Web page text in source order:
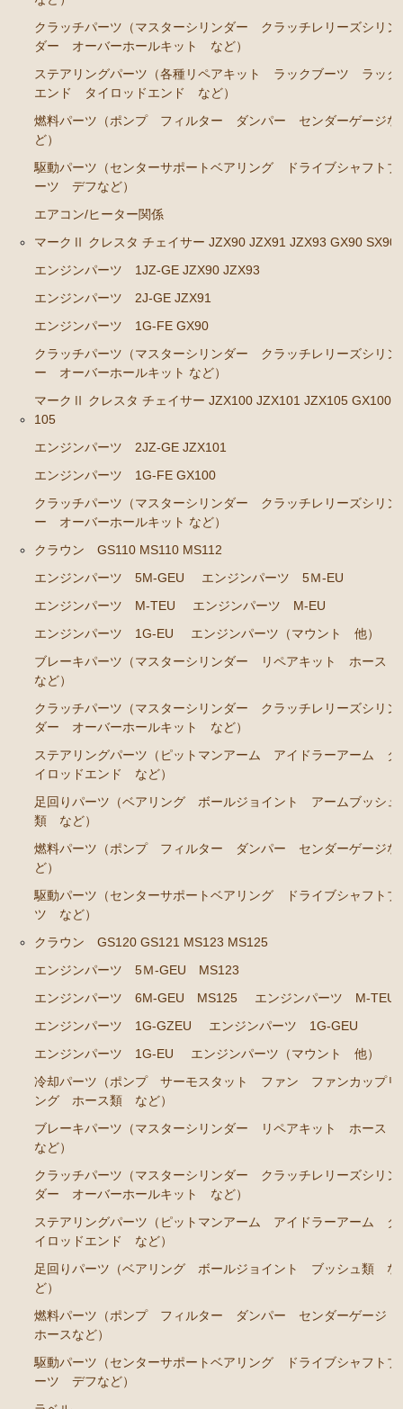
エンジンパーツ（マウント 他）
冷却パーツ（ポンプ サーモスタット ファン ファ
ンカップリング ホース類 など）
ブレーキパーツ（マスターシリンダー リペアキッ
ト ホース など）
クラッチパーツ（マスターシリンダー クラッチレリ
ーズシリンダー オーバーホールキット など）
アーム タイロッドエンド など）
足回りパーツ（ベアリング ボールジョイント ブッ
シュ類 など）
燃料パーツ（ポンプ フィルター ダンパー センダ
ーゲージ ホースなど）
駆動パーツ（センターサポートベアリング ドライブ
シャフトブーツ デフなど）
137
エンジンパーツ 1UZ-FE
エンジンパーツ 7M-GE
エンジンパーツ 2JZ-GE JZS133 JZS135
エンジンパーツ 1JZ-GE JZS131 JZS130G
エンジンパーツ 1G-GZE
エンジンパーツ 1G-GE
エンジンパーツ 1G-FE
エンジンパーツ 1G-E
エンジンパーツ（マウント 他）
ブレーキパーツ（マスターシリンダー リペアキッ
ト ホース など）
クラッチパーツ（マスターシリンダー クラッチレリ
ーズシリンダー オーバーホールキット など）
ステアリングパーツ（ピットマンアーム アイドラー
アーム タイロッドエンド など）
足回りパーツ（ベアリング ボールジョイント ブッ
シュ類 など）
クラウン/クラウンマジェスタ JZS14# UZS141 143 147
GS141
エンジンパーツ 2JZ-GE JZS143 JZS145 JZS147 JZ
S149
エンジンパーツ 1JZ-GE JZX141
エンジンパーツ 1G-FE GS141
クラウン/クラウンマジェスタ JZS15# UZS151 155 157
GS151 GS151H
エンジンパーツ 2JZ-GE JZS155
エンジンパーツ 1G-FE GS151 GS151H
アリスト JZS147 UZS143
2JZ-GE JZS147
セリカ カリーナ（TA40 TA42 TA45 TA46 TA47 RA40
クラッチパーツ（マスターシリンダー クラッチレリーズシリン
ダー オーバーホールキット など）
ステアリングパーツ（各種リペアキット ラックブーツ ラック
エンド タイロッドエンド など）
燃料パーツ（ポンプ フィルター ダンパー センダーゲージな
ど）
駆動パーツ（センターサポートベアリング ドライブシャフトブ
ーツ デフなど）
エアコン/ヒーター関係
マークⅡ クレスタ チェイサー JZX90 JZX91 JZX93 GX90 SX90
エンジンパーツ 1JZ-GE JZX90 JZX93
エンジンパーツ 2J-GE JZX91
エンジンパーツ 1G-FE GX90
クラッチパーツ（マスターシリンダー クラッチレリーズシリン
ー オーバーホールキット など）
マークⅡ クレスタ チェイサー JZX100 JZX101 JZX105 GX100
105
エンジンパーツ 2JZ-GE JZX101
エンジンパーツ 1G-FE GX100
クラッチパーツ（マスターシリンダー クラッチレリーズシリン
ー オーバーホールキット など）
クラウン GS110 MS110 MS112
エンジンパーツ 5M-GEU
エンジンパーツ 5Ｍ-EU
エンジンパーツ M-TEU
エンジンパーツ M-EU
エンジンパーツ 1G-EU
エンジンパーツ（マウント 他）
ブレーキパーツ（マスターシリンダー リペアキット ホース
など）
クラッチパーツ（マスターシリンダー クラッチレリーズシリン
ダー オーバーホールキット など）
ステアリングパーツ（ピットマンアーム アイドラーアーム タ
イロッドエンド など）
足回りパーツ（ベアリング ボールジョイント アームブッシュ
類 など）
燃料パーツ（ポンプ フィルター ダンパー センダーゲージな
ど）
駆動パーツ（センターサポートベアリング ドライブシャフトブ
ツ など）
クラウン GS120 GS121 MS123 MS125
エンジンパーツ 5Ｍ-GEU MS123
エンジンパーツ 6M-GEU MS125
エンジンパーツ M-TEU
エンジンパーツ 1G-GZEU
エンジンパーツ 1G-GEU
エンジンパーツ 1G-EU
エンジンパーツ（マウント 他）
冷却パーツ（ポンプ サーモスタット ファン ファンカップリ
ング ホース類 など）
ブレーキパーツ（マスターシリンダー リペアキット ホース
など）
クラッチパーツ（マスターシリンダー クラッチレリーズシリン
ダー オーバーホールキット など）
ステアリングパーツ（ピットマンアーム アイドラーアーム タ
イロッドエンド など）
足回りパーツ（ベアリング ボールジョイント ブッシュ類 な
ど）
燃料パーツ（ポンプ フィルター ダンパー センダーゲージ
ホースなど）
駆動パーツ（センターサポートベアリング ドライブシャフトブ
ーツ デフなど）